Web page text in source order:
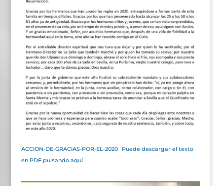
ACCION-DE-GRACIAS-POR-EL-2020
Puede descargar el texto
en PDF pulsando aquí